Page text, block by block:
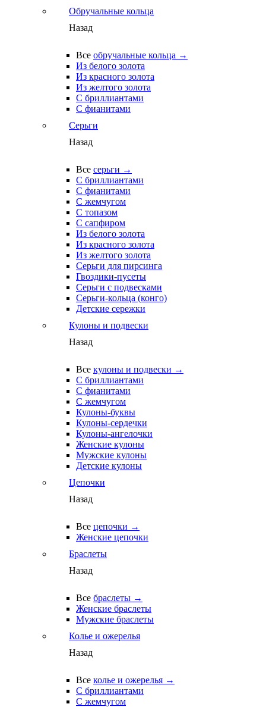
Обручальные кольца
Назад
Все обручальные кольца →
Из белого золота
Из красного золота
Из желтого золота
С бриллиантами
С фианитами
Серьги
Назад
Все серьги →
С бриллиантами
С фианитами
С жемчугом
С топазом
С сапфиром
Из белого золота
Из красного золота
Из желтого золота
Серьги для пирсинга
Гвоздики-пусеты
Серьги с подвесками
Серьги-кольца (конго)
Детские сережки
Кулоны и подвески
Назад
Все кулоны и подвески →
С бриллиантами
С фианитами
С жемчугом
Кулоны-буквы
Кулоны-сердечки
Кулоны-ангелочки
Женские кулоны
Мужские кулоны
Детские кулоны
Цепочки
Назад
Все цепочки →
Женские цепочки
Браслеты
Назад
Все браслеты →
Женские браслеты
Мужские браслеты
Колье и ожерелья
Назад
Все колье и ожерелья →
С бриллиантами
С жемчугом